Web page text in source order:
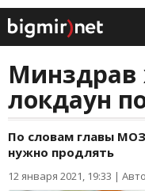
Минздрав
локдаун
По словам главы
нужно продлять
12 января 2021, 19:33 |